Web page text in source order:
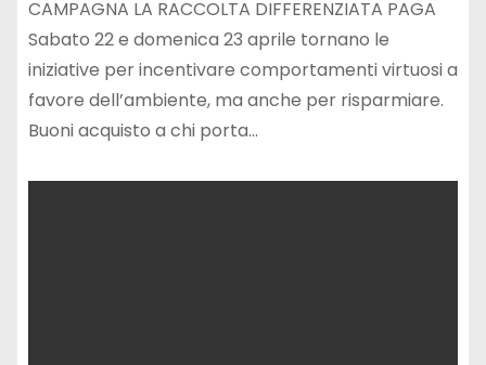
CAMPAGNA LA RACCOLTA DIFFERENZIATA PAGA
Sabato 22 e domenica 23 aprile tornano le
iniziative per incentivare comportamenti virtuosi a
favore dell’ambiente, ma anche per risparmiare.
Buoni acquisto a chi porta…